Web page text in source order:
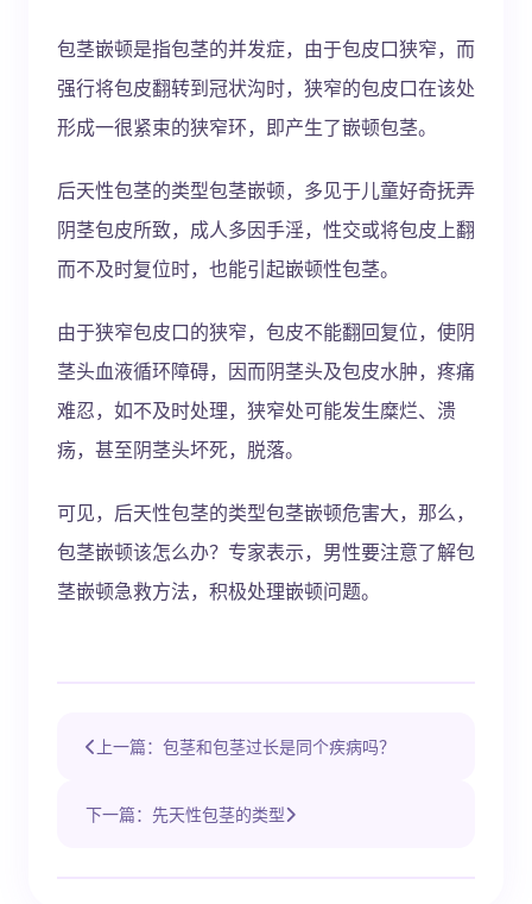
包茎嵌顿是指包茎的并发症，由于包皮口狭窄，而
强行将包皮翻转到冠状沟时，狭窄的包皮口在该处
形成一很紧束的狭窄环，即产生了嵌顿包茎。
后天性包茎的类型包茎嵌顿，多见于儿童好奇抚弄
阴茎包皮所致，成人多因手淫，性交或将包皮上翻
而不及时复位时，也能引起嵌顿性包茎。
由于狭窄包皮口的狭窄，包皮不能翻回复位，使阴
茎头血液循环障碍，因而阴茎头及包皮水肿，疼痛
难忍，如不及时处理，狭窄处可能发生糜烂、溃
疡，甚至阴茎头坏死，脱落。
可见，后天性包茎的类型包茎嵌顿危害大，那么，
包茎嵌顿该怎么办？专家表示，男性要注意了解包
茎嵌顿急救方法，积极处理嵌顿问题。
上一篇：包茎和包茎过长是同个疾病吗？
下一篇：先天性包茎的类型